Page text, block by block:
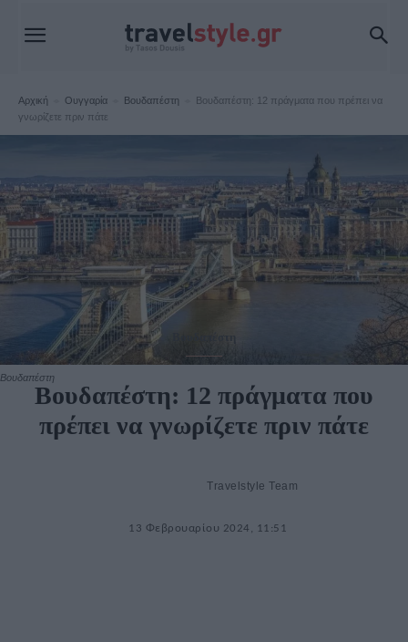
Αρχική Ουγγαρία Βουδαπέστη
Βουδαπέστη: 12 πράγματα που πρέπει να
γνωρίζετε πριν πάτε
Βουδαπέστη
Βουδαπέστη: 12 πράγματα που
πρέπει να γνωρίζετε πριν πάτε
Travelstyle Team
13 Φεβρουαρίου 2024, 11:51